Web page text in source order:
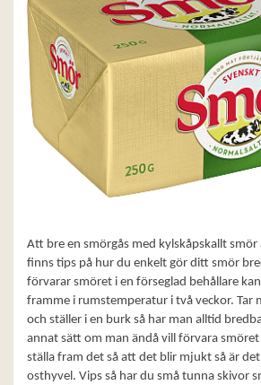
Att bre en smörgås med kylskåpskallt
finns tips på hur du enkelt gör ditt smör
förvarar smöret i en förseglad behållare
framme i rumstemperatur i två veckor. Tar
och ställer i en burk så har man alltid
annat sätt om man ändå vill förvara
ställa fram det så att det blir mjukt så är
osthyvel. Vips så har du små tunna skivor